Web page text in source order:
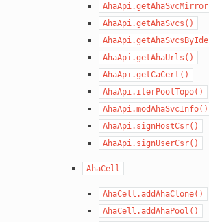
AhaApi.getAhaSvcs()
AhaApi.getAhaUrls()
AhaApi.getCaCert()
AhaApi.iterPoolTopo()
AhaApi.modAhaSvcInfo()
AhaApi.signHostCsr()
AhaApi.signUserCsr()
AhaCell
AhaCell.addAhaClone()
AhaCell.addAhaPool()